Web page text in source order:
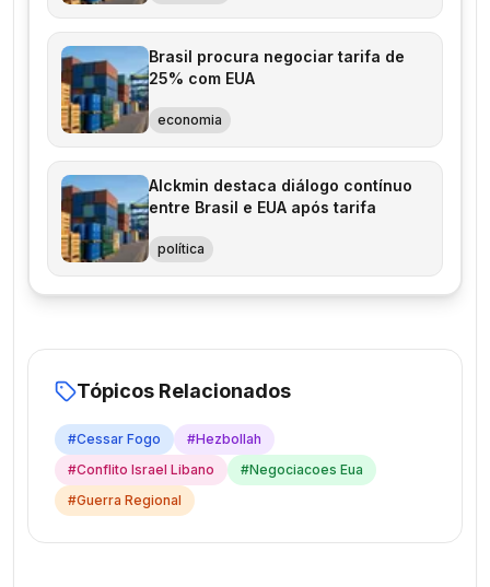
Brasil procura negociar tarifa de
25% com EUA
economia
Alckmin destaca diálogo contínuo
entre Brasil e EUA após tarifa
política
Tópicos Relacionados
#Cessar Fogo #Hezbollah
#Conflito Israel Libano #Negociacoes Eua
#Guerra Regional